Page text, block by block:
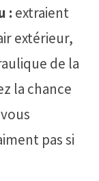
: extraient
extérieur,
de la
la chance
pas si